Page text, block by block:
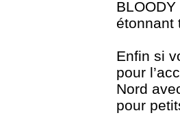
étonnant
Enfin si
pour
Nord
pour